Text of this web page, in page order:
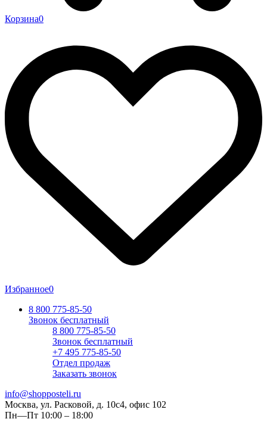
Корзина0
Избранное0
8 800 775-85-50
Звонок бесплатный
8 800 775-85-50
Звонок бесплатный
+7 495 775-85-50
Отдел продаж
Заказать звонок
info@shopposteli.ru
Москва, ул. Расковой, д. 10с4, офис 102
Пн—Пт 10:00 – 18:00